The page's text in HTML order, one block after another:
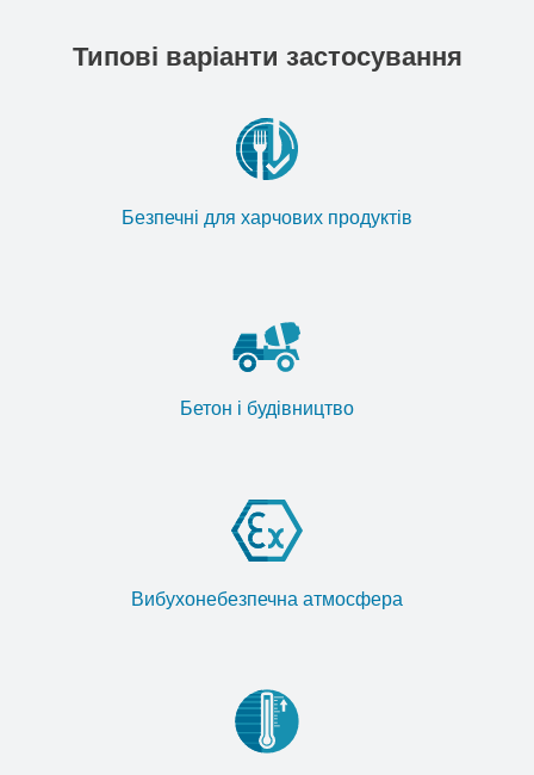
Типові варіанти застосування
Безпечні для харчових продуктів
Бетон і будівництво
Вибухонебезпечна атмосфера